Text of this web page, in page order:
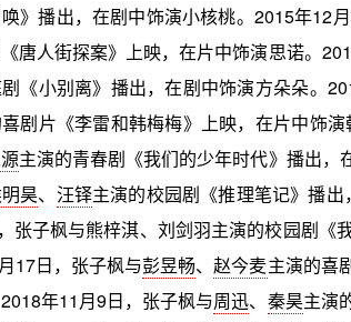
唤》播出，在剧中饰演小核桃。2015年12
唐人街探案》上映，在片中饰演思诺。
《小别离》播出，在剧中饰演方朵朵。
剧片《李雷和韩梅梅》上映，在片中饰
主演的青春剧《我们的少年时代》播出
昊、 汪铎主演的校园剧《推理笔记》播
张子枫与熊梓淇、刘剑羽主演的校园剧《
17日，张子枫与彭昱畅、赵今麦主演的喜
年11月9日，张子枫与周迅、 秦昊主演